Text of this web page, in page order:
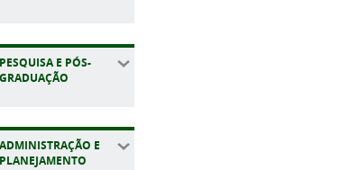
PESQUISA E PÓS-
GRADUAÇÃO
ADMINISTRAÇÃO E
PLANEJAMENTO